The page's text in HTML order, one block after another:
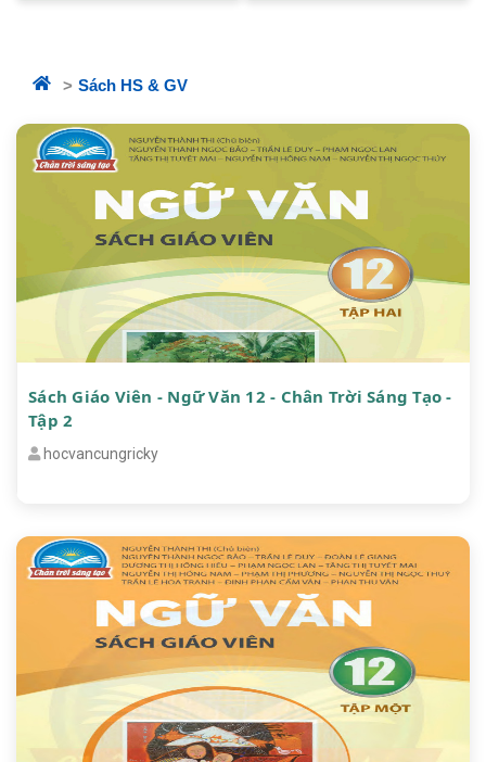
Sách HS & GV
Sách Giáo Viên - Ngữ Văn 12 - Chân Trời Sáng Tạo -
Tập 2
hocvancungricky